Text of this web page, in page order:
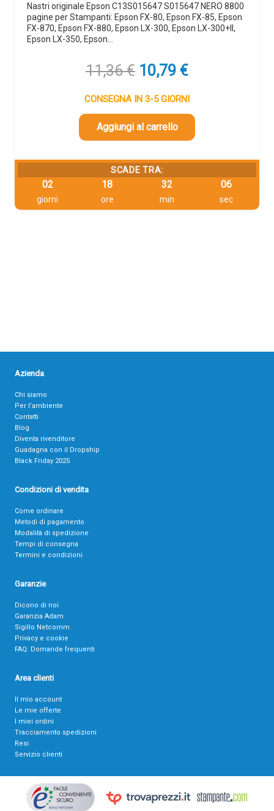
Nastri originale Epson C13S015647 S015647 NERO 8800
pagine per Stampanti: Epson FX-80, Epson FX-85, Epson
FX-870, Epson FX-880, Epson LX-300, Epson LX-300+II,
Epson LX-350, Epson…
11,36€ Il
originale
era:
11,36 €.
10,79 €Il
attuale
è:
CONSEGNA IN 3-5 GIORNI
Aggiungi al carrello
SCADE TRA:
02
giorni
18
ore
32
min
06
sec
Azienda
Chi siamo
Per l’ambiente
Contatti
Blog
Diventa rivenditore
Guadagna con il Dropship
Black Friday 2025
Condizioni di vendita
Come ordinare
Metodi di pagamento
Modalità di spedizione
Tempi di consegna
Termini e condizioni
Garanzie
Dicono di noi
Garanzia Adam
Sigillo Netcomm
Privacy e cookie
FAQ: Domande frequenti
Area clienti
Il mio account
Le mie offerte
I miei ordini
Tracciamento spedizioni
Resi
Servizio clienti